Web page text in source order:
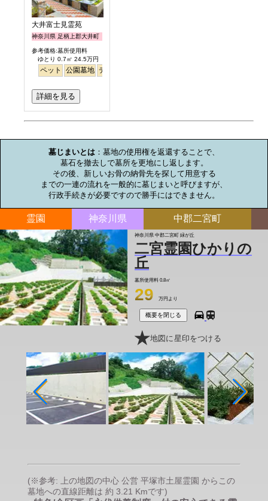
大井富士見霊苑
神奈川県 足柄上郡大井町
参考価格:墓所使用料
ゆとり 0.7㎡ 24.5万円
ペット 公園墓地 デザイン
詳細を見る
墓じまいとは ：墓地の使用権を返還することで、
墓石を撤去しで墓所を更地にし返します。
その後、新しいお骨の納骨先を探して用意する
までの一連の流れを一般的に墓じまいと呼びますが、
行政手続きが必要ですので勝手にはできません。
霊園 神奈川県 中郡二宮町
神奈川県 中郡二宮町 緑が丘
二宮霊園ひかりの
丘
墓所使用料 0.8㎡
29 万円より
概要を閉じる
地図に星印をつける
(※参考: 上の地図の中心 公営 平塚市土屋霊園 からこの
墓地への直線距離は 約 3.21 Kmです)